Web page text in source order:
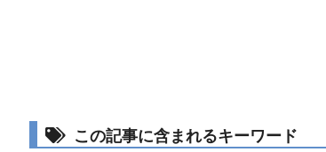
この記事に含まれるキーワード